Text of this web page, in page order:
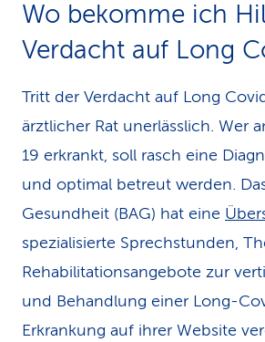
Wo bekomme ich
Verdacht auf Long
Tritt der Verdacht auf Long
ärztlicher Rat unerlässlich. Wer
19 erkrankt, soll rasch eine
und optimal betreut werden.
Gesundheit (BAG) hat eine
spezialisierte Sprechstunden,
Rehabilitationsangebote zur
und Behandlung einer Long-
Erkrankung auf ihrer Website